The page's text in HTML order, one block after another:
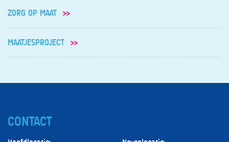
ZORG OP MAAT
MAATJESPROJECT
CONTACT